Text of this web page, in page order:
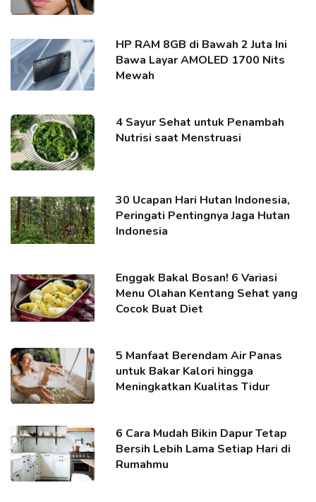
HP RAM 8GB di Bawah 2 Juta Ini
Bawa Layar AMOLED 1700 Nits
Mewah
4 Sayur Sehat untuk Penambah
Nutrisi saat Menstruasi
30 Ucapan Hari Hutan Indonesia,
Peringati Pentingnya Jaga Hutan
Indonesia
Enggak Bakal Bosan! 6 Variasi
Menu Olahan Kentang Sehat yang
Cocok Buat Diet
5 Manfaat Berendam Air Panas
untuk Bakar Kalori hingga
Meningkatkan Kualitas Tidur
6 Cara Mudah Bikin Dapur Tetap
Bersih Lebih Lama Setiap Hari di
Rumahmu